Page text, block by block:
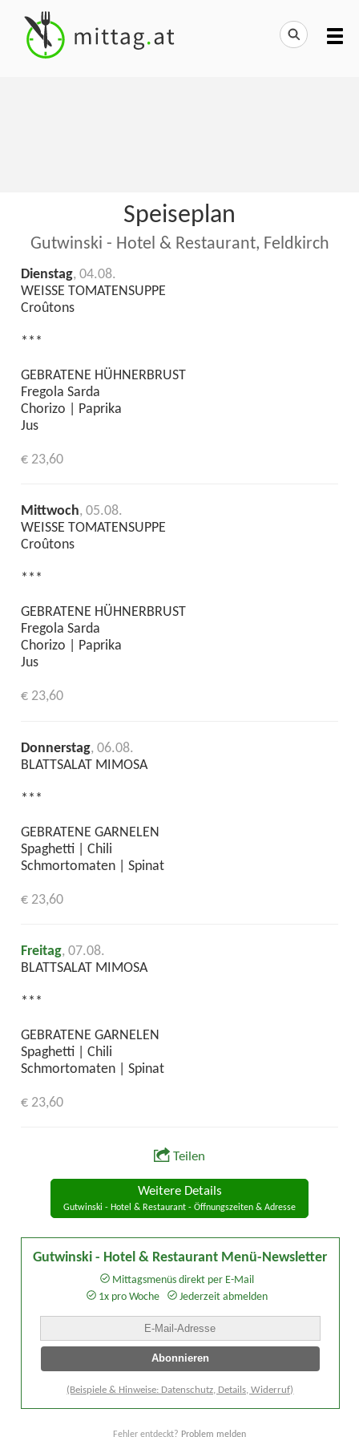
Speiseplan
Gutwinski - Hotel & Restaurant, Feldkirch
Dienstag, 04.08.
WEISSE TOMATENSUPPE
Croûtons
***
GEBRATENE HÜHNERBRUST
Fregola Sarda
Chorizo | Paprika
Jus
€ 23,60
Mittwoch, 05.08.
WEISSE TOMATENSUPPE
Croûtons
***
GEBRATENE HÜHNERBRUST
Fregola Sarda
Chorizo | Paprika
Jus
€ 23,60
Donnerstag, 06.08.
BLATTSALAT MIMOSA
***
GEBRATENE GARNELEN
Spaghetti | Chili
Schmortomaten | Spinat
€ 23,60
Freitag, 07.08.
BLATTSALAT MIMOSA
***
GEBRATENE GARNELEN
Spaghetti | Chili
Schmortomaten | Spinat
€ 23,60
Teilen
Weitere Details
Gutwinski - Hotel & Restaurant - Öffnungszeiten & Adresse
Gutwinski - Hotel & Restaurant Menü-Newsletter
Mittagsmenüs direkt per E-Mail
1x pro Woche
Jederzeit abmelden
(Beispiele & Hinweise: Datenschutz, Details, Widerruf)
Fehler entdeckt? Problem melden